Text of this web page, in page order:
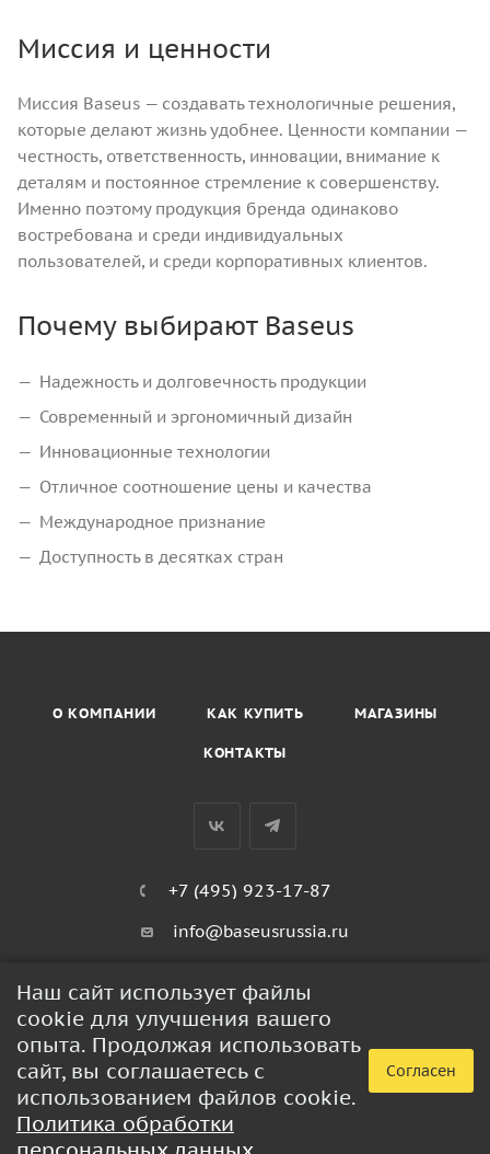
Миссия и ценности
Миссия Baseus — создавать технологичные решения,
которые делают жизнь удобнее. Ценности компании —
честность, ответственность, инновации, внимание к
деталям и постоянное стремление к совершенству.
Именно поэтому продукция бренда одинаково
востребована и среди индивидуальных
пользователей, и среди корпоративных клиентов.
Почему выбирают Baseus
Надежность и долговечность продукции
Современный и эргономичный дизайн
Инновационные технологии
Отличное соотношение цены и качества
Международное признание
Доступность в десятках стран
О КОМПАНИИ КАК КУПИТЬ МАГАЗИНЫ
КОНТАКТЫ
+7 (495) 923-17-87
info@baseusrussia.ru
ПОЛИТИКА КОНФИДЕНЦИАЛЬНОСТИ
2026 © BaseusRussia - интернет-магазин продукции Baseus
Наш сайт использует файлы
cookie для улучшения вашего
опыта. Продолжая использовать
сайт, вы соглашаетесь с
использованием файлов cookie.
Политика обработки
Согласен